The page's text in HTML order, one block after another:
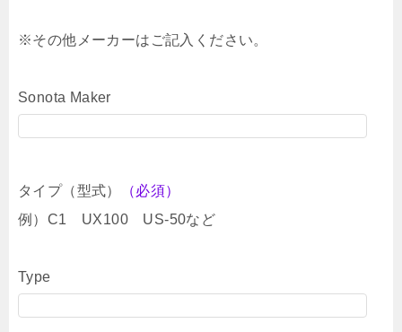
※その他メーカーはご記入ください。
Sonota Maker
タイプ（型式）
（必須）
例）C1 UX100 US-50など
Type